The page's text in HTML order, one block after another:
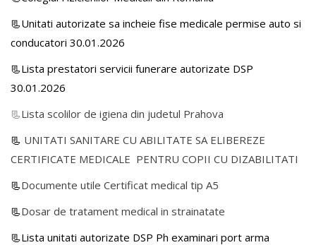
📃Unitati autorizate sa incheie fise medicale permise auto si
conducatori 30.01.2026
📃Lista prestatori servicii funerare autorizate DSP
30.01.2026
📃Lista scolilor de igiena din judetul Prahova
📃 UNITATI SANITARE CU ABILITATE SA ELIBEREZE
CERTIFICATE MEDICALE PENTRU COPII CU DIZABILITATI
📃Documente utile Certificat medical tip A5
📃Dosar de tratament medical in strainatate
📃Lista unitati autorizate DSP Ph examinari port arma